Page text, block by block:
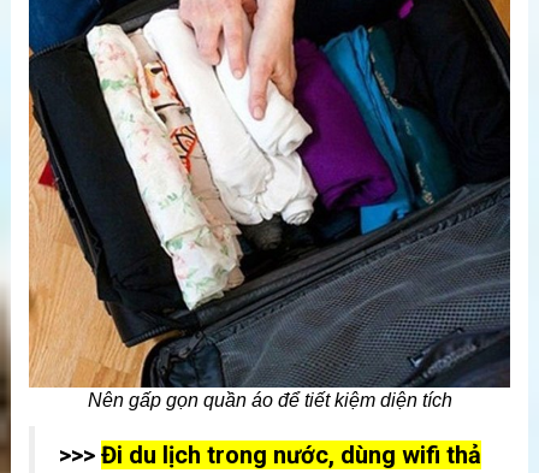
Nên gấp gọn quần áo để tiết kiệm diện tích
>>> Đi du lịch trong nước, dùng wifi thả